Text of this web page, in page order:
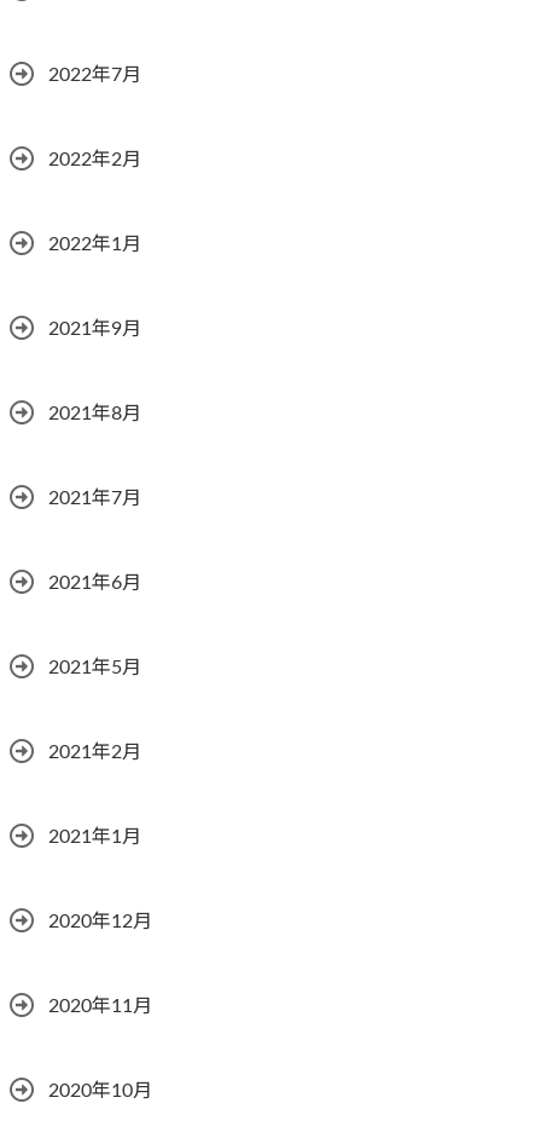
2022年7月
2022年2月
2022年1月
2021年9月
2021年8月
2021年7月
2021年6月
2021年5月
2021年2月
2021年1月
2020年12月
2020年11月
2020年10月